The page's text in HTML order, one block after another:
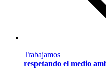
Trabajamos
respetando el medio